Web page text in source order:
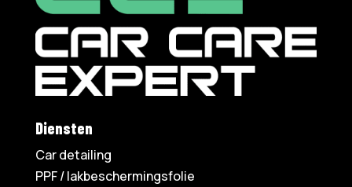
Diensten
Car detailing
PPF / lakbeschermingsfolie